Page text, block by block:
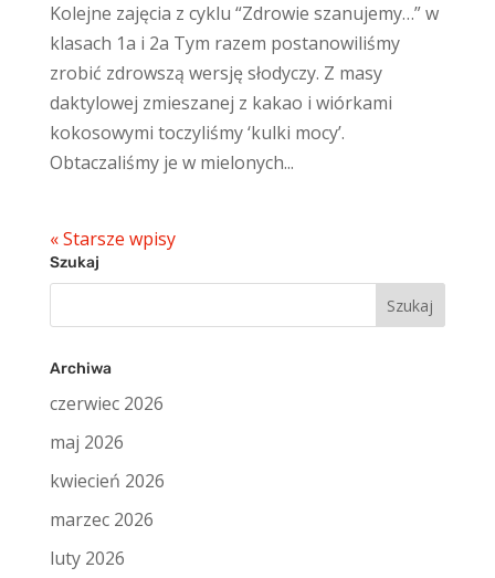
Kolejne zajęcia z cyklu “Zdrowie szanujemy…” w
klasach 1a i 2a Tym razem postanowiliśmy
zrobić zdrowszą wersję słodyczy. Z masy
daktylowej zmieszanej z kakao i wiórkami
kokosowymi toczyliśmy ‘kulki mocy’.
Obtaczaliśmy je w mielonych...
« Starsze wpisy
Szukaj
Archiwa
czerwiec 2026
maj 2026
kwiecień 2026
marzec 2026
luty 2026